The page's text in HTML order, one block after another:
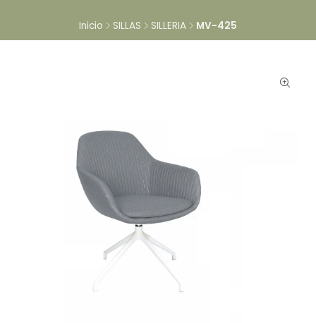
Inicio SILLAS SILLERIA MV-425